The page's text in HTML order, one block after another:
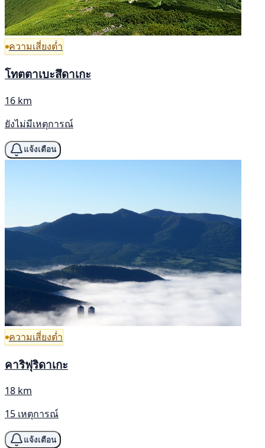
ความเสี่ยงต่ำ
โทตตาเบะสึดาเกะ
16 km
ยังไม่มีเหตุการณ์
แจ้งเตือน
ความเสี่ยงต่ำ
คาริฟุริดาเกะ
18 km
15 เหตุการณ์
แจ้งเตือน